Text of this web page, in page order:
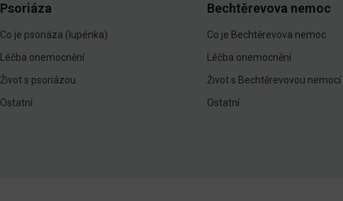
Psoriáza
Co je psoriáza (lupénka)
Léčba onemocnění
Život s psoriázou
Ostatní
Bechtěrevova nemoc
Co je Bechtěrevova nemoc
Léčba onemocnění
Život s Bechtěrevovou nemocí
Ostatní